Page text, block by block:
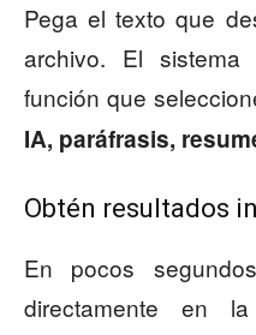
Pega el texto que
archivo. El
función que
IA, paráfrasis,
Obtén resultados
En pocos
directamente en